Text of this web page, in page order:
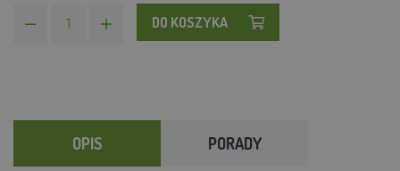
DO KOSZYKA
OPIS PORADY